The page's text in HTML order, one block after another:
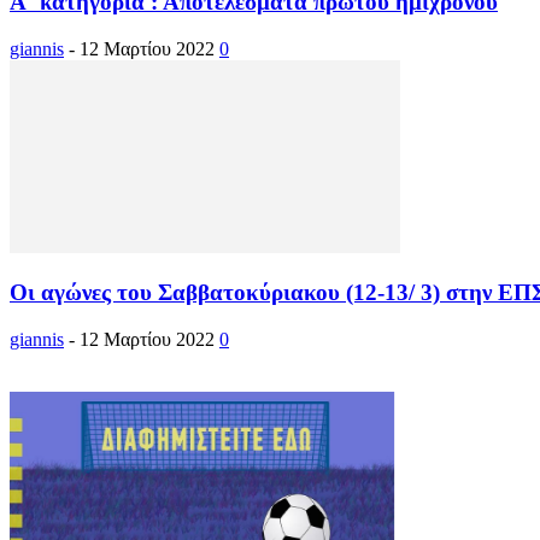
giannis - 12 Μαρτίου 2022 0
Οι αγώνες του Σαββατοκύριακου (12-13/ 3) στην
giannis - 12 Μαρτίου 2022 0